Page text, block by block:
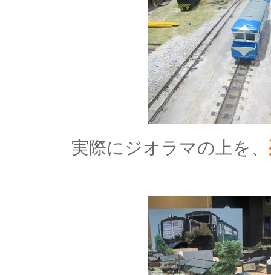
実際にジオラマの上を、